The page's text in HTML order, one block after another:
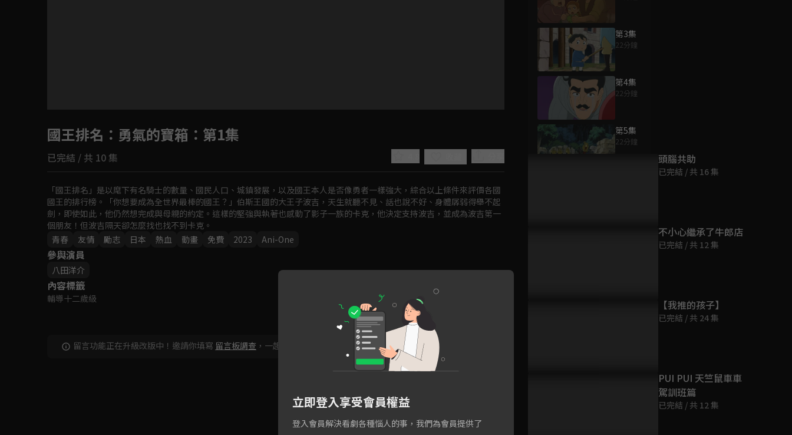
如有不便請見諒
第3集
22分鐘
第4集
22分鐘
第5集
22分鐘
國王排名：勇氣的寶箱 ：第1集
已完結 / 共 10 集
「國王排名」是以麾下有名騎士的數量、國民人口、城鎮發展，以及國王本人是否像勇者一樣強大，綜合以上條件來評價各國
國王的排行榜。「你想要成為全世界最棒的國王？」伯斯王國的大王子波吉，天生就聽不見、話也說不好、身體孱弱得舉不起
劍，即使如此，他仍然想完成與母親的約定。這樣的堅強與執著也感動了影子一族的卡克，他決定支持波吉，並成為波吉第一
個朋友！但波吉隔天卻怎麼找也找不到卡克。
青春
友情 勵志 日本 熱血 動畫 免費 2023 Ani-One
參與演員
八田洋介
內容標籤
輔導十二歲級
留言功能正在升級改版中！邀請你填寫 留言板調查 ，一起共創新版留言功能！
為您推薦
頭腦共助
已完結 / 共 16 集
不小心繼承了牛郎店
已完結 / 共 12 集
【我推的孩子】
已完結 / 共 24 集
PUI PUI 天竺鼠車車
駕訓班篇
已完結 / 共 12 集
立即登入享受會員權益
登入會員解決看劇各種惱人的事，我們為會員提供了